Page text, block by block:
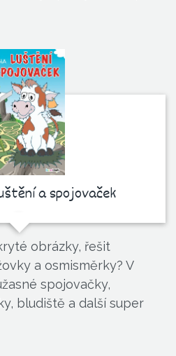
a spojovaček
obrázky, řešit
a osmisměrky? V
spojovačky,
bludiště a další super